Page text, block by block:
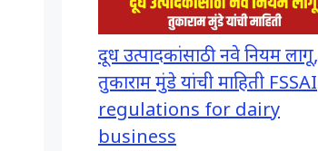
दूध उत्पादकांसाठी नवे नियम लागू,
तुकाराम मुंडे यांची माहिती FSSAI
regulations for dairy
business